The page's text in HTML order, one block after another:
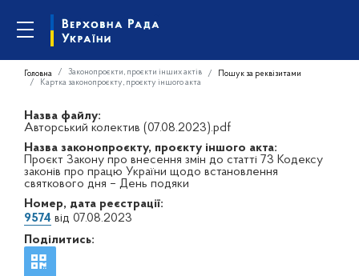
Головна Законопроєкти, проєкти інших актів
Пошук за реквізитами
Картка законопроєкту, проєкту іншого акта
Назва файлу:
Авторський колектив (07.08.2023).pdf
Назва законопроєкту, проєкту іншого акта:
Проєкт Закону про внесення змін до статті 73 Кодексу
законів про працю України щодо встановлення
святкового дня – День подяки
Номер, дата реєстрації:
9574 від 07.08.2023
Поділитись: